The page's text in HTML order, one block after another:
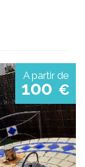
A partir de
100 €